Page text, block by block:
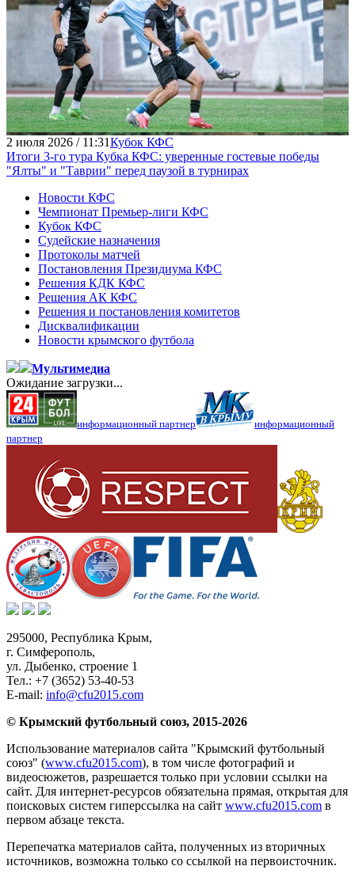
2 июля 2026 / 11:31Кубок КФС
Итоги 3-го тура Кубка КФС: уверенные гостевые победы
"Ялты" и "Таврии" перед паузой в турнирах
Новости КФС
Чемпионат Премьер-лиги КФС
Кубок КФС
Судейские назначения
Протоколы матчей
Постановления Президиума КФС
Решения КДК КФС
Решения АК КФС
Решения и постановления комитетов
Дисквалификации
Новости крымского футбола
Мультимедиа
Ожидание загрузки...
информационный партнер
информационный
партнер
295000, Республика Крым,
г. Симферополь,
ул. Дыбенко, строение 1
Тел.: +7 (3652) 53-40-53
E-mail: info@cfu2015.com
© Крымский футбольный союз, 2015-2026
Использование материалов сайта "Крымский футбольный
союз" (www.cfu2015.com), в том числе фотографий и
видеосюжетов, разрешается только при условии ссылки на
сайт. Для интернет-ресурсов обязательна прямая, открытая для
поисковых систем гиперссылка на сайт www.cfu2015.com в
первом абзаце текста.
Перепечатка материалов сайта, полученных из вторичных
источников, возможна только со ссылкой на первоисточник.